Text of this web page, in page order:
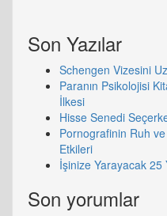
Son Yazılar
Schengen Vizesini
Paranın Psikolojisi
İlkesi
Hisse Senedi
Pornografinin Ruh
Etkileri
İşinize Yarayacak
Son yorumlar